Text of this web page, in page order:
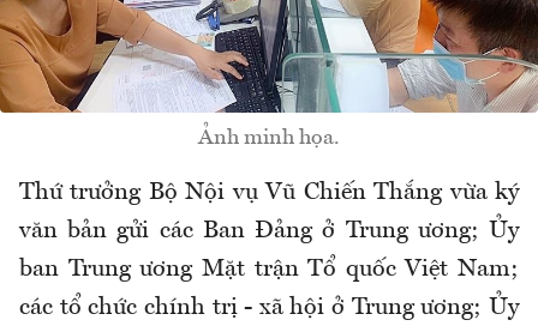
Ảnh minh họa.
Thứ trưởng Bộ Nội vụ Vũ Chiến Thắng vừa ký
văn bản gửi các Ban Đảng ở Trung ương; Ủy
ban Trung ương Mặt trận Tổ quốc Việt Nam;
các tổ chức chính trị - xã hội ở Trung ương; Ủy